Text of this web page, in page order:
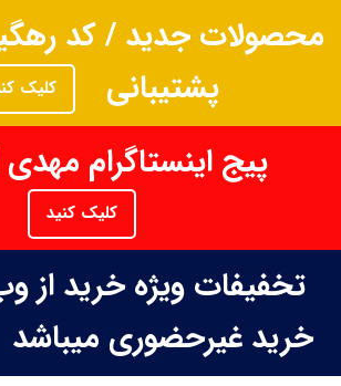
محصولات جدید / کد
پشتیبانی
کلیک
پیج اینستاگرام
کلیک کنید
تخفیفات ویژه خرید از
خرید غیرحضوری میباشد